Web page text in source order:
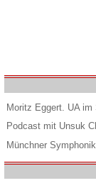
Moritz Eggert. UA
Podcast mit Unsuk
Münchner